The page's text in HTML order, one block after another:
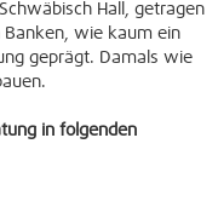
Hall, getragen
Banken, wie kaum ein
geprägt. Damals wie
in folgenden